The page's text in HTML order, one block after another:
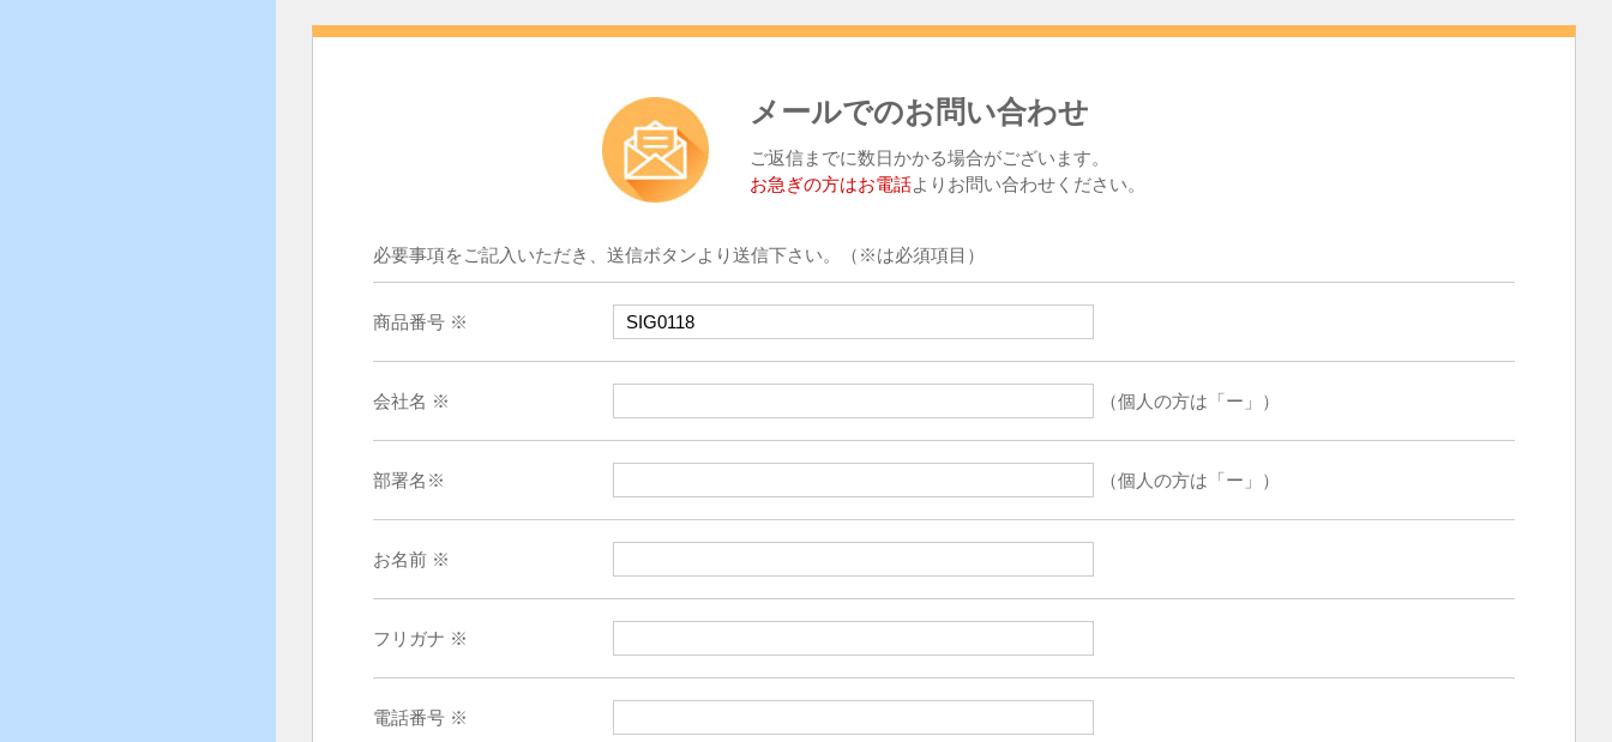
メールでのお問い合わせ
ご返信までに数日かかる場合がございます。
お急ぎの方はお電話よりお問い合わせください。
必要事項をご記入いただき、送信ボタンより送信下さい。（※は必須項目）
商品番号 ※
会社名 ※ （個人の方は「ー」）
部署名※ （個人の方は「ー」）
お名前 ※
フリガナ ※
電話番号 ※